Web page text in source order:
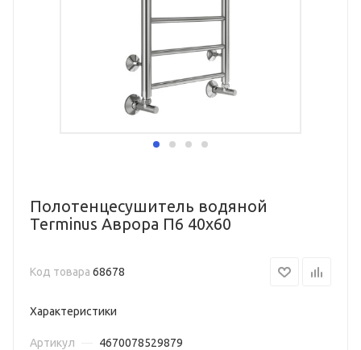
Полотенцесушитель водяной
Terminus Аврора П6 40х60
Код товара 68678
Характеристики
Артикул
4670078529879